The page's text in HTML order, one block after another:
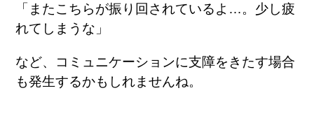
「またこちらが振り回されているよ …。少し疲
れてしまうな」
など、コミュニケーションに支障をきたす場合
も発生するかもしれませんね。